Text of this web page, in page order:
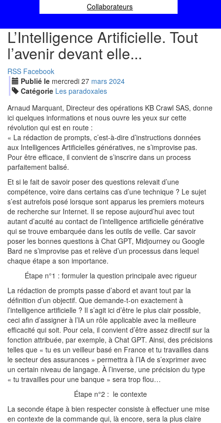
Collaborateurs
L’Intelligence Artificielle. Tout
l’avenir devant elle...
RSS Facebook
Publié le mercredi 27 mars 2024
Catégorie Les paradoxales
Arnaud Marquant, Directeur des opérations KB Crawl SAS, donne
ici quelques informations et nous ouvre les yeux sur cette
révolution qui est en route :
« La rédaction de prompts, c’est-à-dire d’instructions données
aux Intelligences Artificielles génératives, ne s’improvise pas.
Pour être efficace, il convient de s’inscrire dans un process
parfaitement balisé.
Et si le fait de savoir poser des questions relevait d’une
compétence, voire dans certains cas d’une technique ? Le sujet
s’est autrefois posé lorsque sont apparus les premiers moteurs
de recherche sur Internet. Il se repose aujourd’hui avec tout
autant d’acuité au contact de l’intelligence artificielle générative
qui se trouve embarquée dans les outils de veille. Car savoir
poser les bonnes questions à Chat GPT, Midjourney ou Google
Bard ne s’improvise pas et relève d’un processus dans lequel
chaque étape a son importance.
Étape n°1 : formuler la question principale avec rigueur
La rédaction de prompts passe d’abord et avant tout par la
définition d’un objectif. Que demande-t-on exactement à
l’intelligence artificielle ? Il s’agit ici d’être le plus clair possible,
ceci afin d’assigner à l’IA un rôle applicable avec la meilleure
efficacité qui soit. Pour cela, il convient d’être assez directif sur la
fonction attribuée, par exemple, à Chat GPT. Ainsi, des précisions
telles que « tu es un veilleur basé en France et tu travailles dans
le secteur des assurances » permettra à l’IA de s’exprimer avec
un certain niveau de langage. À l’inverse, une précision du type
« tu travailles pour une banque » sera trop flou…
Étape n°2 : le contexte
La seconde étape à bien respecter consiste à effectuer une mise
en contexte de la commande qui, là encore, sera la plus claire